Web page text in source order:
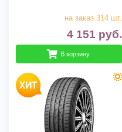
на заказ 314 шт.
4 151 руб.
В корзину